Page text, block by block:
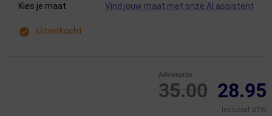
Kies je maat Vind jouw maat met onze AI assistent
Uitverkocht
35.00
Adviesprijs
28.95
Inclusief BTW